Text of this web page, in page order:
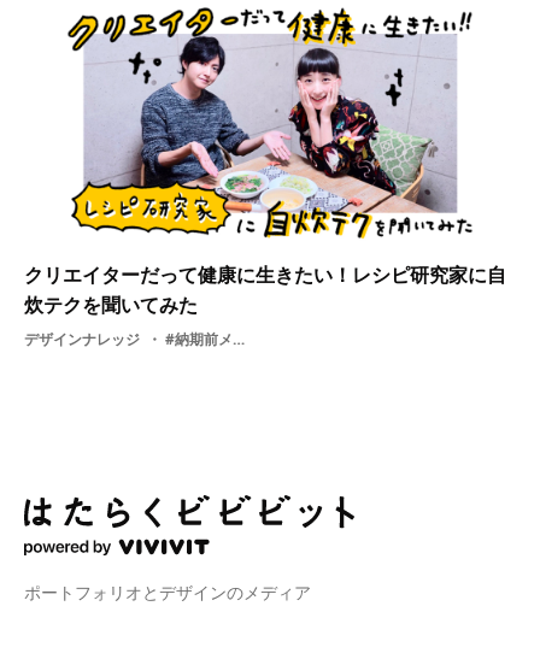
クリエイターだって健康に生きたい！レシピ研究家に自
炊テクを聞いてみた
デザインナレッジ #納期前メシ・ 料理・ 衣食住・ 表現・ 食生活
ポートフォリオとデザインのメディア